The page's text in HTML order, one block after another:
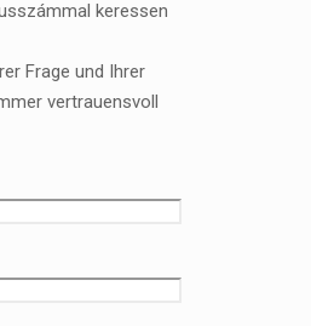
keressen
Frage und Ihrer
vertrauensvoll